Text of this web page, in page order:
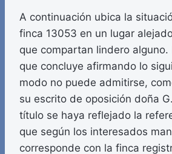
A continuación ubica la
finca 13053 en un lugar
que compartan lindero alguno.
que concluye afirmando lo
modo no puede admitirse,
su escrito de oposición doña
título se haya reflejado la
que según los interesados
corresponde con la finca